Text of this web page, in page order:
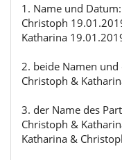
1. Name und Datum:
Christoph
Katharina
2. beide Namen und
Christoph &
3. der Name des
Christoph &
Katharina &